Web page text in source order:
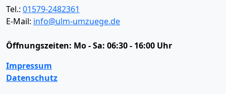
Tel.: 01579-2482361
E-Mail: info@ulm-umzuege.de
Öffnungszeiten: Mo - Sa: 06:30 - 16:00 Uhr
Impressum
Datenschutz